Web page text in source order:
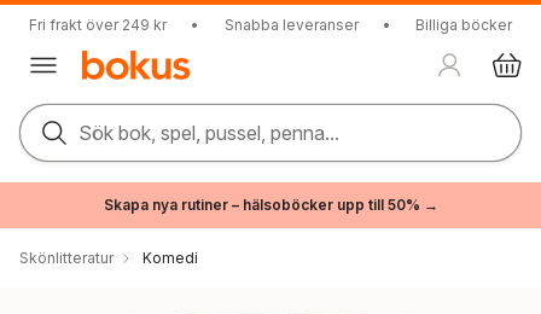
Fri frakt över 249 kr • Snabba leveranser • Billiga böcker
Sök bok, spel, pussel, penna...
Skapa nya rutiner – hälsoböcker upp till 50% →
Skönlitteratur Komedi